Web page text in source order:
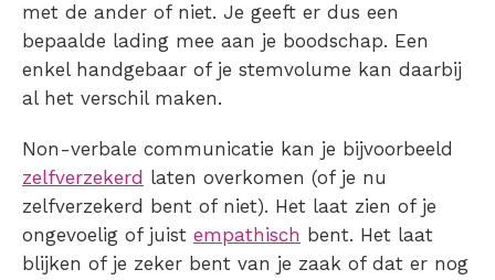
met de ander of niet. Je geeft er dus een
bepaalde lading mee aan je boodschap. Een
enkel handgebaar of je stemvolume kan daarbij
al het verschil maken.
Non-verbale communicatie kan je bijvoorbeeld
zelfverzekerd laten overkomen (of je nu
zelfverzekerd bent of niet). Het laat zien of je
ongevoelig of juist empathisch bent. Het laat
blijken of je zeker bent van je zaak of dat er nog